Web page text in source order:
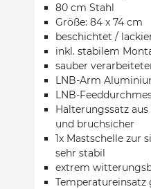
80 cm Stahl
Größe: 84 x 74 cm
beschichtet /
inkl. stabilem
sauber
LNB-Arm
LNB-
Halterungssatz
und bruchsicher
1x Mastschelle zur
sehr stabil
extrem
Temperatureinsatz